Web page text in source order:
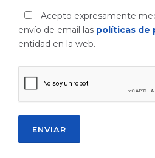
Acepto expresamente
envío de email las políticas de
entidad en la web.